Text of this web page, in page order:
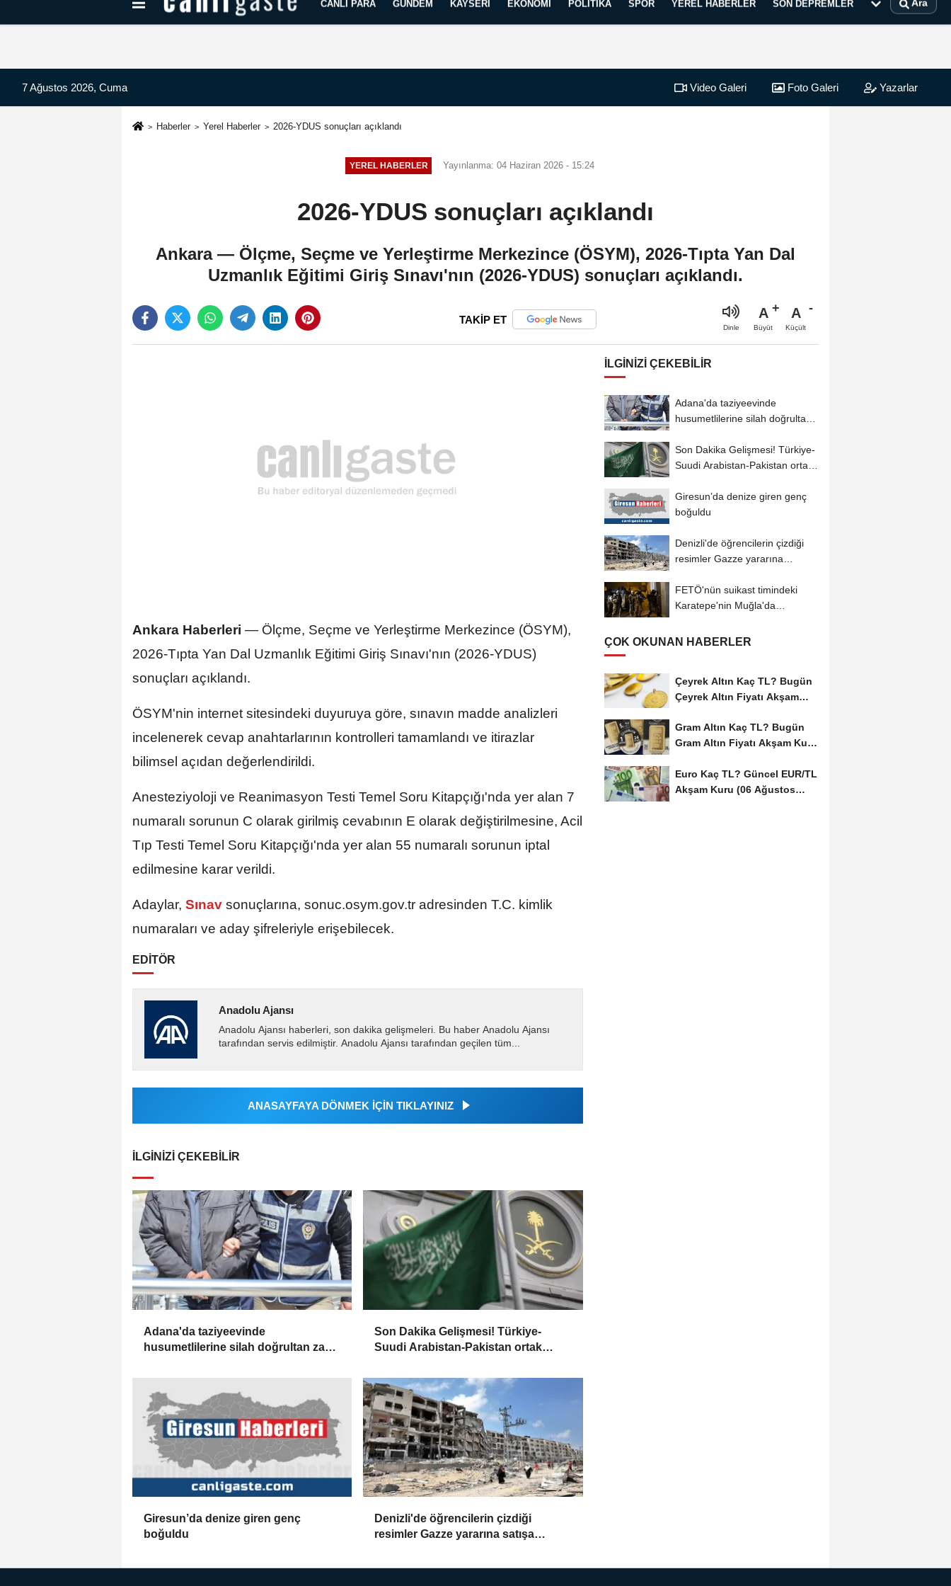
Kayseri Haberleri Can Radyo Dinle
CANLI PARA GÜNDEM KAYSERI EKONOMI POLITIKA SPOR YEREL HABERLER SON DEPREMLER Ara
7 Ağustos 2026, Cuma Video Galeri Foto Galeri Yazarlar
Haberler Yerel Haberler 2026-YDUS sonuçları açıklandı
YEREL HABERLER Yayınlanma: 04 Haziran 2026 - 15:24
2026-YDUS sonuçları açıklandı
Ankara — Ölçme, Seçme ve Yerleştirme Merkezince (ÖSYM), 2026-Tıpta Yan Dal
Uzmanlık Eğitimi Giriş Sınavı'nın (2026-YDUS) sonuçları açıklandı.
TAKİP ET
Dinle
A
Büyüt
A
Küçült
Ankara Haberleri — Ölçme, Seçme ve Yerleştirme Merkezince (ÖSYM),
2026-Tıpta Yan Dal Uzmanlık Eğitimi Giriş Sınavı'nın (2026-YDUS)
sonuçları açıklandı.
ÖSYM'nin internet sitesindeki duyuruya göre, sınavın madde analizleri
incelenerek cevap anahtarlarının kontrolleri tamamlandı ve itirazlar
bilimsel açıdan değerlendirildi.
Anesteziyoloji ve Reanimasyon Testi Temel Soru Kitapçığı'nda yer alan 7
numaralı sorunun C olarak girilmiş cevabının E olarak değiştirilmesine, Acil
Tıp Testi Temel Soru Kitapçığı'nda yer alan 55 numaralı sorunun iptal
edilmesine karar verildi.
Adaylar, Sınav sonuçlarına, sonuc.osym.gov.tr adresinden T.C. kimlik
numaraları ve aday şifreleriyle erişebilecek.
EDİTÖR
Anadolu Ajansı
Anadolu Ajansı haberleri, son dakika gelişmeleri. Bu haber Anadolu Ajansı
tarafından servis edilmiştir. Anadolu Ajansı tarafından geçilen tüm...
ANASAYFAYA DÖNMEK İÇİN TIKLAYINIZ
İLGINIZI ÇEKEBILIR
Adana'da taziyeevinde
husumetlilerine silah doğrultan zanlı
Son Dakika Gelişmesi! Türkiye-
Suudi Arabistan-Pakistan ortak
arasındaki savunma işbirliğinin tüm
boyutlarıyla geliştirilmesini
öngörmektedir
Giresun’da denize giren genç
boğuldu
Denizli'de öğrencilerin çizdiği
resimler Gazze yararına satışa
İLGINIZI ÇEKEBILIR
Adana'da taziyeevinde
husumetlilerine silah doğrultan
Son Dakika Gelişmesi! Türkiye-
Suudi Arabistan-Pakistan ortak
Giresun’da denize giren genç
boğuldu
Denizli'de öğrencilerin çizdiği
resimler Gazze yararına
FETÖ'nün suikast timindeki
Karatepe'nin Muğla'da
ÇOK OKUNAN HABERLER
Çeyrek Altın Kaç TL? Bugün
Çeyrek Altın Fiyatı Akşam
Gram Altın Kaç TL? Bugün
Gram Altın Fiyatı Akşam Kuru
Euro Kaç TL? Güncel EUR/TL
Akşam Kuru (06 Ağustos